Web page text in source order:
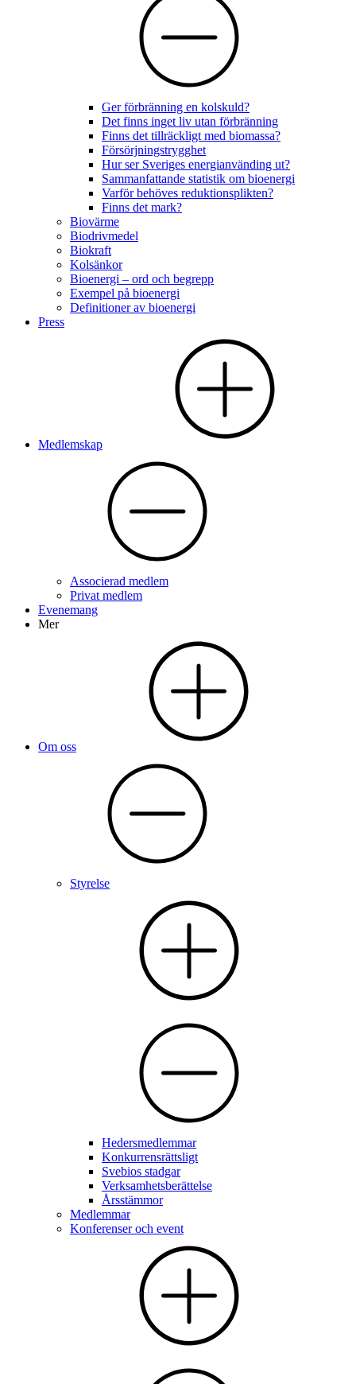
Ger förbränning en kolskuld?
Det finns inget liv utan förbränning
Finns det tillräckligt med biomassa?
Försörjningstrygghet
Hur ser Sveriges energianvänding ut?
Sammanfattande statistik om bioenergi
Varför behöves reduktionsplikten?
Finns det mark?
Biovärme
Biodrivmedel
Biokraft
Kolsänkor
Bioenergi – ord och begrepp
Exempel på bioenergi
Definitioner av bioenergi
Press
Medlemskap
Associerad medlem
Privat medlem
Evenemang
Mer
Om oss
Styrelse
Hedersmedlemmar
Konkurrensrättsligt
Svebios stadgar
Verksamhetsberättelse
Årsstämmor
Medlemmar
Konferenser och event